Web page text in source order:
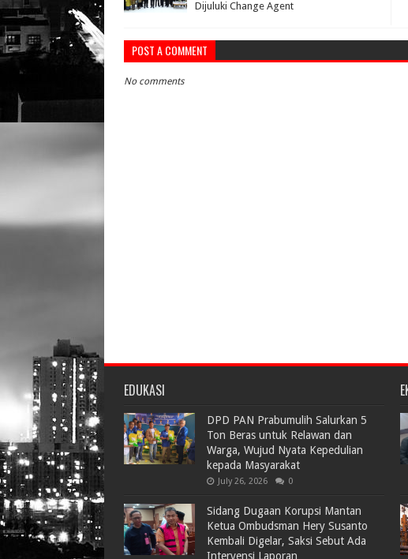
Dijuluki Change Agent
POST A COMMENT
No comments
EDUKASI
DPD PAN Prabumulih Salurkan 5
Ton Beras untuk Relawan dan
Warga, Wujud Nyata Kepedulian
kepada Masyarakat
July 26, 2026 0
Sidang Dugaan Korupsi Mantan
Ketua Ombudsman Hery Susanto
Kembali Digelar, Saksi Sebut Ada
Intervensi Laporan